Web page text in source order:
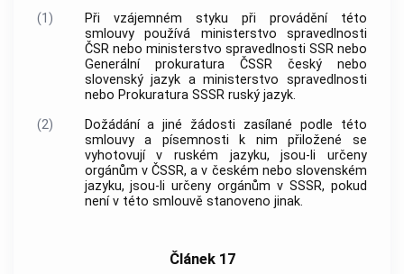
(1)
Při vzájemném styku při provádění této
smlouvy používá ministerstvo spravedlnosti
ČSR nebo ministerstvo spravedlnosti SSR nebo
Generální prokuratura ČSSR český nebo
slovenský jazyk a ministerstvo spravedlnosti
nebo Prokuratura SSSR ruský jazyk.
(2)
Dožádání a jiné žádosti zasílané podle této
smlouvy a písemnosti k nim přiložené se
vyhotovují v ruském jazyku, jsou-li určeny
orgánům v ČSSR, a v českém nebo slovenském
jazyku, jsou-li určeny orgánům v SSSR, pokud
není v této smlouvě stanoveno jinak.
Článek 17